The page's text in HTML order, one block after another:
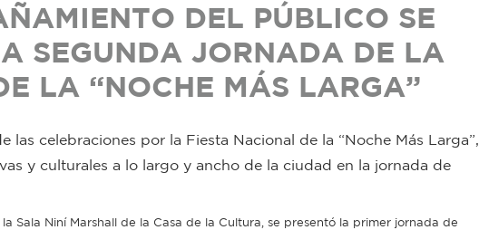
DEL PÚBLICO SE
SEGUNDA JORNADA DE LA
LA “NOCHE MÁS LARGA”
celebraciones por la Fiesta Nacional de la “Noche Más Larga”,
y culturales a lo largo y ancho de la ciudad en la jornada de
la Sala Niní Marshall de la Casa de la Cultura, se presentó la primer jornada de